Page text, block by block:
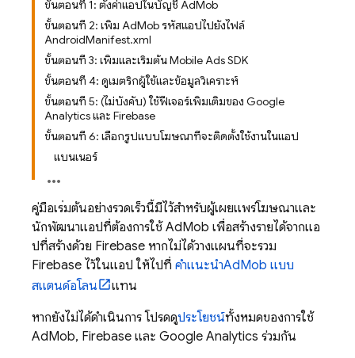
ขั้นตอนที่ 1: ตั้งค่าแอปในบัญชี AdMob
ขั้นตอนที่ 2: เพิ่ม AdMob รหัสแอปไปยังไฟล์
AndroidManifest.xml
ขั้นตอนที่ 3: เพิ่มและเริ่มต้น Mobile Ads SDK
ขั้นตอนที่ 4: ดูเมตริกผู้ใช้และข้อมูลวิเคราะห์
ขั้นตอนที่ 5: (ไม่บังคับ) ใช้ฟีเจอร์เพิ่มเติมของ Google
Analytics และ Firebase
ขั้นตอนที่ 6: เลือกรูปแบบโฆษณาที่จะติดตั้งใช้งานในแอป
แบนเนอร์
คู่มือเริ่มต้นอย่างรวดเร็วนี้มีไว้สำหรับผู้เผยแพร่โฆษณาและ
นักพัฒนาแอปที่ต้องการใช้ AdMob เพื่อสร้างรายได้จากแอ
ปที่สร้างด้วย Firebase หากไม่ได้วางแผนที่จะรวม
Firebase ไว้ในแอป ให้ไปที่ คำแนะนำAdMob แบบ
สแตนด์อโลน
แทน
หากยังไม่ได้ดำเนินการ โปรดดูประโยชน์ทั้งหมดของการใช้
AdMob, Firebase และ Google Analytics ร่วมกัน